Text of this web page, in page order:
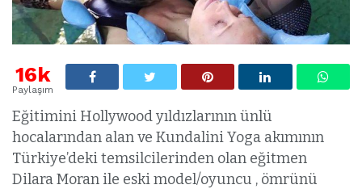
16k
Paylaşım
Eğitimini Hollywood yıldızlarının ünlü
hocalarından alan ve Kundalini Yoga akımının
Türkiye’deki temsilcilerinden olan eğitmen
Dilara Moran ile eski model/oyuncu , ömrünü